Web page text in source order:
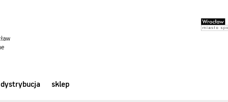
dystrybucja sklep